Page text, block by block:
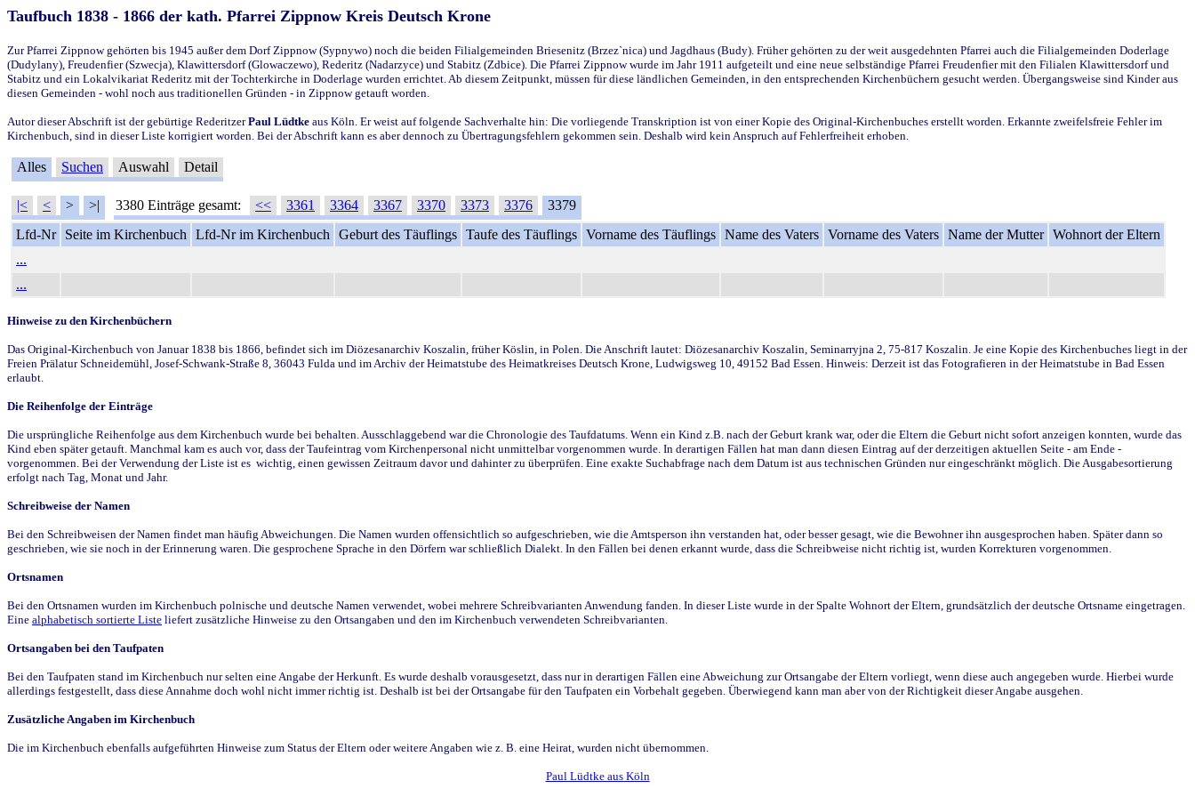
Taufbuch 1838 - 1866 der kath. Pfarrei Zippnow Kreis Deutsch Krone
Zur Pfarrei Zippnow gehörten bis 1945 außer dem Dorf Zippnow (Sypnywo) noch die beiden Filialgemeinden Briesenitz (Brzez`nica) und Jagdhaus (Budy). Früher gehörten zu der weit ausgedehnten Pfarrei auch die Filialgemeinden Doderlage
(Dudylany), Freudenfier (Szwecja), Klawittersdorf (Glowaczewo), Rederitz (Nadarzyce) und Stabitz (Zdbice). Die Pfarrei Zippnow wurde im Jahr 1911 aufgeteilt und eine neue selbständige Pfarrei Freudenfier mit den Filialen Klawittersdorf und
Stabitz und ein Lokalvikariat Rederitz mit der Tochterkirche in Doderlage wurden errichtet. Ab diesem Zeitpunkt, müssen für diese ländlichen Gemeinden, in den entsprechenden Kirchenbüchern gesucht werden. Übergangsweise sind Kinder aus
diesen Gemeinden - wohl noch aus traditionellen Gründen - in Zippnow getauft worden.
Autor dieser Abschrift ist der gebürtige RederitzerPaul Lüdtke aus Köln. Er weist auf folgende Sachverhalte hin: Die vorliegende Transkription ist von einer Kopie des Original-Kirchenbuches erstellt worden. Erkannte zweifelsfreie Fehler im
Kirchenbuch, sind in dieser Liste korrigiert worden. Bei der Abschrift kann es aber dennoch zu Übertragungsfehlern gekommen sein. Deshalb wird kein Anspruch auf Fehlerfreiheit erhoben.
Alles Suchen Auswahl Detail
|< < > >| 3380 Einträge gesamt: << 3361 3364 3367 3370 3373 3376
3379
Lfd-Nr
Seite im Kirchenbuch Lfd-Nr im Kirchenbuch Geburt des Täuflings Taufe des Täuflings Vorname des Täuflings Name des Vaters Vorname des Vaters Name der Mutter Wohnort der Eltern
...
...
Hinweise zu den Kirchenbüchern
Das Original-Kirchenbuch von Januar 1838 bis 1866, befindet sich im Diözesanarchiv Koszalin, früher Köslin, in Polen. Die Anschrift lautet: Diözesanarchiv Koszalin, Seminarryjna 2, 75-817 Koszalin. Je eine Kopie des Kirchenbuches liegt in der
Freien Prälatur Schneidemühl, Josef-Schwank-Straße 8, 36043 Fulda und im Archiv der Heimatstube des Heimatkreises Deutsch Krone, Ludwigsweg 10, 49152 Bad Essen. Hinweis: Derzeit ist das Fotografieren in der Heimatstube in Bad Essen
erlaubt.
Die Reihenfolge der Einträge
Die ursprüngliche Reihenfolge aus dem Kirchenbuch wurde bei behalten. Ausschlaggebend war die Chronologie des Taufdatums. Wenn ein Kind z.B. nach der Geburt krank war, oder die Eltern die Geburt nicht sofort anzeigen konnten, wurde das
Kind eben später getauft. Manchmal kam es auch vor, dass der Taufeintrag vom Kirchenpersonal nicht unmittelbar vorgenommen wurde. In derartigen Fällen hat man dann diesen Eintrag auf der derzeitigen aktuellen Seite - am Ende -
vorgenommen. Bei der Verwendung der Liste ist es wichtig, einen gewissen Zeitraum davor und dahinter zu überprüfen. Eine exakte Suchabfrage nach dem Datum ist aus technischen Gründen nur eingeschränkt möglich. Die Ausgabesortierung
erfolgt nach Tag, Monat und Jahr.
Schreibweise der Namen
Bei den Schreibweisen der Namen findet man häufig Abweichungen. Die Namen wurden offensichtlich so aufgeschrieben, wie die Amtsperson ihn verstanden hat, oder besser gesagt, wie die Bewohner ihn ausgesprochen haben. Später dann so
geschrieben, wie sie noch in der Erinnerung waren. Die gesprochene Sprache in den Dörfern war schließlich Dialekt. In den Fällen bei denen erkannt wurde, dass die Schreibweise nicht richtig ist, wurden Korrekturen vorgenommen.
Ortsnamen
Bei den Ortsnamen wurden im Kirchenbuch polnische und deutsche Namen verwendet, wobei mehrere Schreibvarianten Anwendung fanden. In dieser Liste wurde in der Spalte Wohnort der Eltern, grundsätzlich der deutsche Ortsname eingetragen.
Eine alphabetisch sortierte Liste liefert zusätzliche Hinweise zu den Ortsangaben und den im Kirchenbuch verwendeten Schreibvarianten.
Ortsangaben bei den Taufpaten
Bei den Taufpaten stand im Kirchenbuch nur selten eine Angabe der Herkunft. Es wurde deshalb vorausgesetzt, dass nur in derartigen Fällen eine Abweichung zur Ortsangabe der Eltern vorliegt, wenn diese auch angegeben wurde. Hierbei wurde
allerdings festgestellt, dass diese Annahme doch wohl nicht immer richtig ist. Deshalb ist bei der Ortsangabe für den Taufpaten ein Vorbehalt gegeben. Überwiegend kann man aber von der Richtigkeit dieser Angabe ausgehen.
Zusätzliche Angaben im Kirchenbuch
Die im Kirchenbuch ebenfalls aufgeführten Hinweise zum Status der Eltern oder weitere Angaben wie z. B. eine Heirat, wurden nicht übernommen.
Paul Lüdtke aus Köln